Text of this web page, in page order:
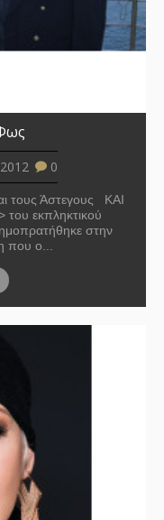
0
τους Άστεγους ΚΑΙ
εκπληκτικού
στην
που ο...